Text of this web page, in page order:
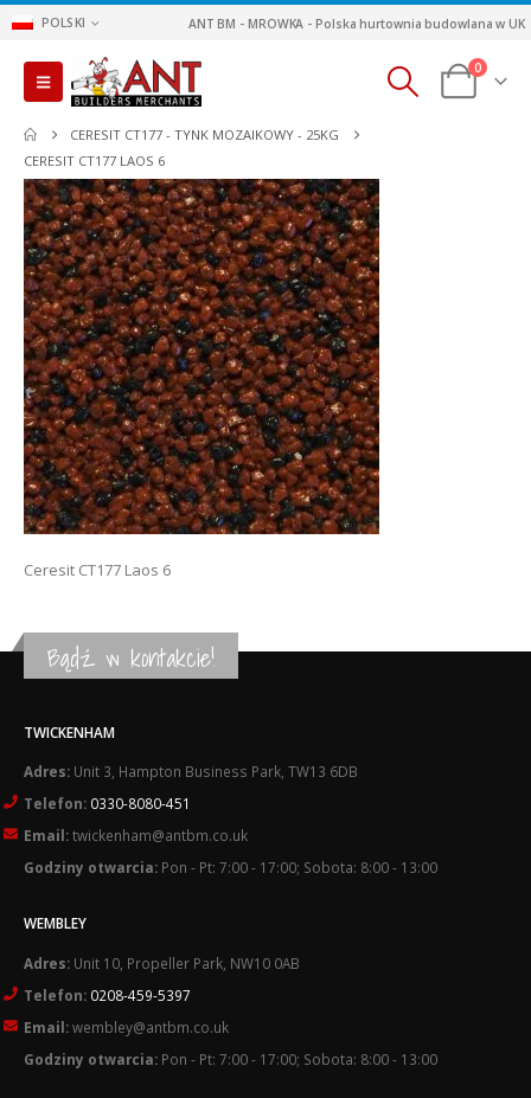
POLSKI ANT BM - MROWKA - Polska hurtownia budowlana w UK
0
CERESIT CT177 - TYNK MOZAIKOWY - 25KG
CERESIT CT177 LAOS 6
Ceresit CT177 Laos 6
Bądź w kontakcie!
TWICKENHAM
Adres: Unit 3, Hampton Business Park, TW13 6DB
Telefon: 0330-8080-451
Email:twickenham@antbm.co.uk
Godziny otwarcia: Pon - Pt: 7:00 - 17:00; Sobota: 8:00 - 13:00
WEMBLEY
Adres: Unit 10, Propeller Park, NW10 0AB
Telefon: 0208-459-5397
Email:wembley@antbm.co.uk
Godziny otwarcia: Pon - Pt: 7:00 - 17:00; Sobota: 8:00 - 13:00